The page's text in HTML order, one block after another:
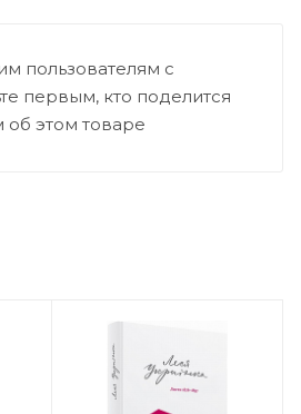
пользователям с
первым, кто поделится
этом товаре